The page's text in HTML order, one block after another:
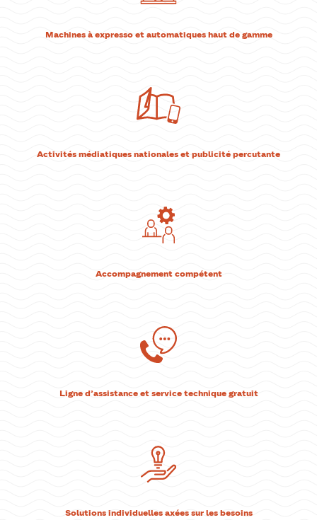
Machines à expresso et automatiques haut de gamme
Activités médiatiques nationales et publicité percutante
Accompagnement compétent
Ligne d’assistance et service technique gratuit
Solutions individuelles axées sur les besoins